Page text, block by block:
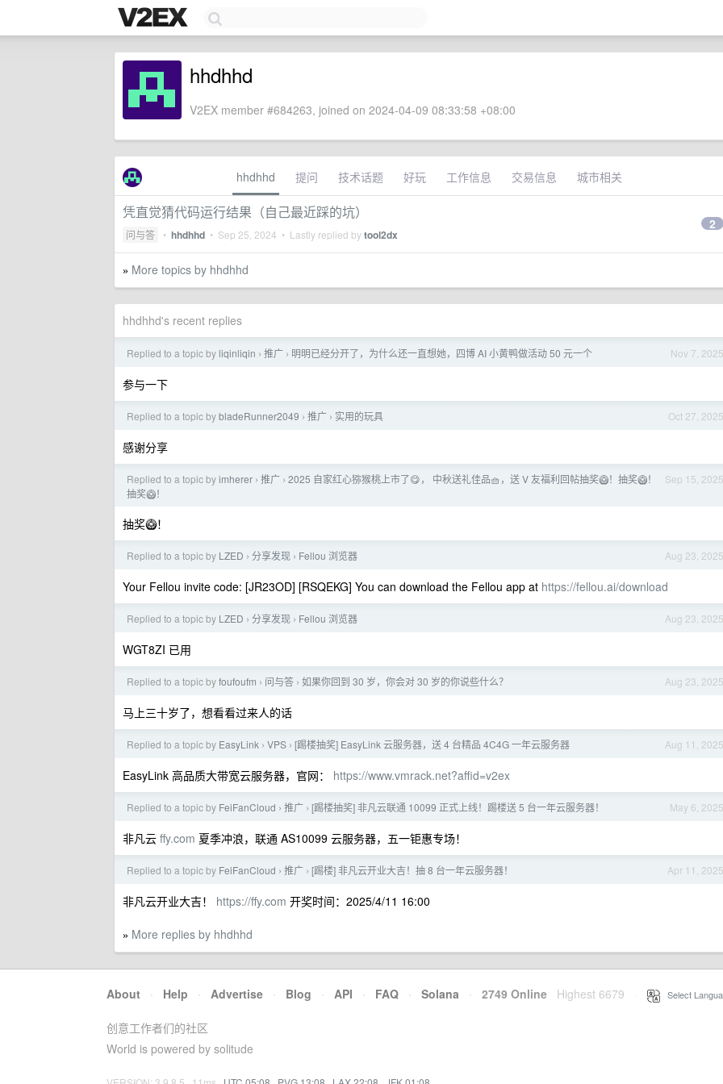
hhdhhd
V2EX member #684263, joined on 2024-04-09 08:33:58 +08:00
hhdhhd 提问 技术话题 好玩 工作信息 交易信息 城市相关
凭直觉猜代码运行结果（自己最近踩的坑）
问与答 • hhdhhd • Sep 25, 2024 • Lastly replied bytool2dx
2
» More topics by hhdhhd
hhdhhd's recent replies
Nov 7, 2025
Replied to a topic by liqinliqin › 推广 › 明明已经分开了，为什么还一直想她，四博 AI 小黄鸭做活动 50 元一个
参与一下
Oct 27, 2025
Replied to a topic bybladeRunner2049 › 推广 › 实用的玩具
感谢分享
Sep 15, 2025
Replied to a topic byimherer › 推广 › 2025 自家红心猕猴桃上市了😋， 中秋送礼佳品🧺，送 V 友福利回帖抽奖🥝！抽奖🥝！
抽奖🥝！
抽奖🥝！
Aug 23, 2025
Replied to a topic by LZED › 分享发现 › Fellou 浏览器
Your Fellou invite code: [JR23OD] [RSQEKG] You can download the Fellou app at https://fellou.ai/download
Aug 23, 2025
Replied to a topic by LZED › 分享发现 › Fellou 浏览器
WGT8ZI 已用
Aug 23, 2025
Replied to a topic byfoufoufm › 问与答 › 如果你回到 30 岁，你会对 30 岁的你说些什么？
马上三十岁了，想看看过来人的话
Aug 11, 2025
Replied to a topic by EasyLink › VPS › [踢楼抽奖] EasyLink 云服务器，送 4 台精品 4C4G 一年云服务器
EasyLink 高品质大带宽云服务器，官网： https://www.vmrack.net?affid=v2ex
May 6, 2025
Replied to a topic by FeiFanCloud › 推广 › [踢楼抽奖] 非凡云联通 10099 正式上线！踢楼送 5 台一年云服务器！
非凡云 ffy.com 夏季冲浪，联通 AS10099 云服务器，五一钜惠专场！
Apr 11, 2025
Replied to a topic by FeiFanCloud › 推广 › [踢楼] 非凡云开业大吉！抽 8 台一年云服务器！
非凡云开业大吉！ https://ffy.com 开奖时间：2025/4/11 16:00
» More replies by hhdhhd
About · Help · Advertise · Blog · API · FAQ · Solana · 2749 Online Highest 6679 Select
创意工作者们的社区
World is powered by solitude